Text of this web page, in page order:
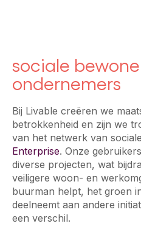
sociale
ondernemers
Bij Livable creëren we
betrokkenheid en zijn we
van het netwerk van
Enterprise. Onze
diverse projecten, wat
veiligere woon- en
buurman helpt, het groen
deelneemt aan andere
een verschil.